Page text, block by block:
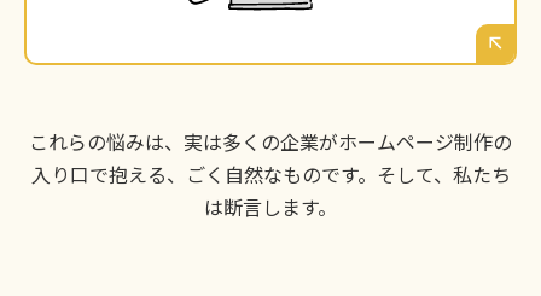
これらの悩みは、実は多くの企業がホームページ制作の
入り口で抱える、ごく自然なものです。そして、私たち
は断言します。